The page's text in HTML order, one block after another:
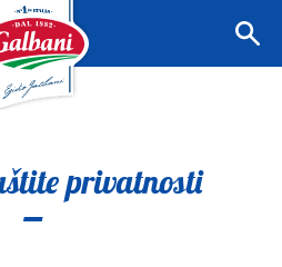
privatnosti